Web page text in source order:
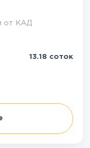
от КАД
13.18 соток